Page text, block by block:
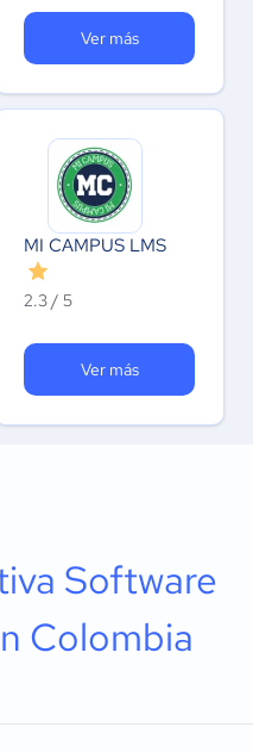
Ver más
MI CAMPUS LMS
2.3 / 5
Ver más
Software
Colombia